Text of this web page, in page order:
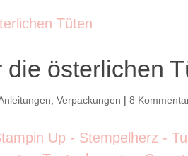
österlichen
,Verpackungen |8